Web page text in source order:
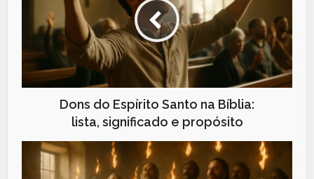
Dons do Espírito Santo na Bíblia:
lista, significado e propósito